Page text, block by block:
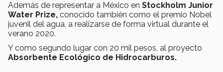
Además de representar a México en Stockholm Junior
Water Prize, conocido también como el premio Nobel
juvenil del agua, a realizarse de forma virtual durante el
verano 2020.
Y como segundo lugar con 20 mil pesos, al proyecto
Absorbente Ecológico de Hidrocarburos.